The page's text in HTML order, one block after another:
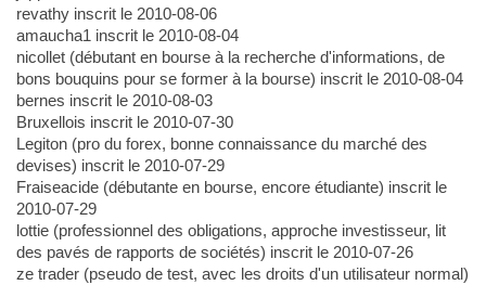
revathy inscrit le 2010-08-06
amaucha1 inscrit le 2010-08-04
nicollet (débutant en bourse à la recherche d'informations, de
bons bouquins pour se former à la bourse) inscrit le 2010-08-04
bernes inscrit le 2010-08-03
Bruxellois inscrit le 2010-07-30
Legiton (pro du forex, bonne connaissance du marché des
devises) inscrit le 2010-07-29
Fraiseacide (débutante en bourse, encore étudiante) inscrit le
2010-07-29
lottie (professionnel des obligations, approche investisseur, lit
des pavés de rapports de sociétés) inscrit le 2010-07-26
ze trader (pseudo de test, avec les droits d'un utilisateur normal)